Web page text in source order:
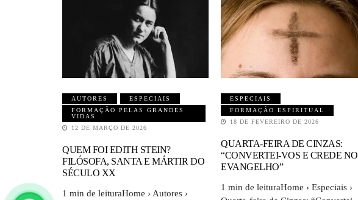
AUTORES
ESPECIAIS
FORMAÇÃO PELAS GRANDES
VIDAS
12 DE MARÇO DE 2026
QUEM FOI EDITH STEIN?
FILÓSOFA, SANTA E MÁRTIR DO
SÉCULO XX
1 min de leituraHome › Autores ›
ESPECIAIS
FORMAÇÃO ESPIRITUAL
18 DE FEVEREIRO DE 2026
QUARTA-FEIRA DE CINZAS:
“CONVERTEI-VOS E CREDE NO
EVANGELHO”
1 min de leituraHome › Especiais ›